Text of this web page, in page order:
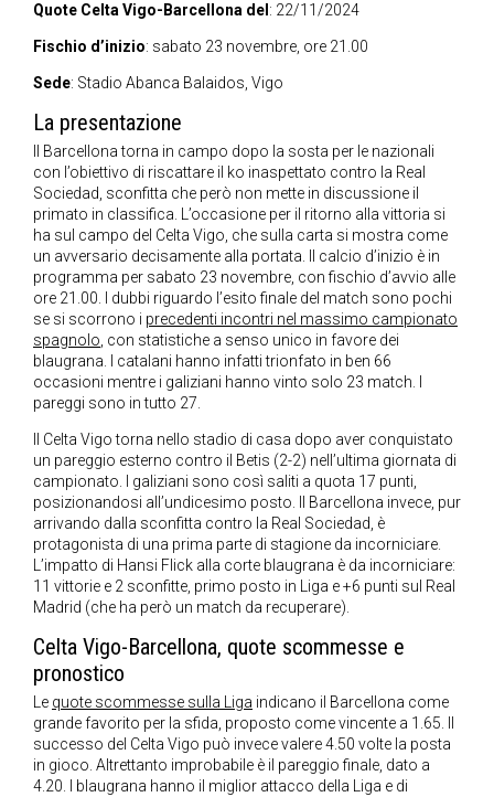
Quote Celta Vigo-Barcellona del : 22/11/2024
Fischio d’inizio: sabato 23 novembre, ore 21.00
Sede: Stadio Abanca Balaidos, Vigo
La presentazione
Il Barcellona torna in campo dopo la sosta per le nazionali
con l’obiettivo di riscattare il ko inaspettato contro la Real
Sociedad, sconfitta che però non mette in discussione il
primato in classifica. L’occasione per il ritorno alla vittoria si
ha sul campo del Celta Vigo, che sulla carta si mostra come
un avversario decisamente alla portata. Il calcio d’inizio è in
programma per sabato 23 novembre, con fischio d’avvio alle
ore 21.00. I dubbi riguardo l’esito finale del match sono pochi
se si scorrono i precedenti incontri nel massimo campionato
spagnolo, con statistiche a senso unico in favore dei
blaugrana. I catalani hanno infatti trionfato in ben 66
occasioni mentre i galiziani hanno vinto solo 23 match. I
pareggi sono in tutto 27.
Il Celta Vigo torna nello stadio di casa dopo aver conquistato
un pareggio esterno contro il Betis (2-2) nell’ultima giornata di
campionato. I galiziani sono così saliti a quota 17 punti,
posizionandosi all’undicesimo posto. Il Barcellona invece, pur
arrivando dalla sconfitta contro la Real Sociedad, è
protagonista di una prima parte di stagione da incorniciare.
L’impatto di Hansi Flick alla corte blaugrana è da incorniciare:
11 vittorie e 2 sconfitte, primo posto in Liga e +6 punti sul Real
Madrid (che ha però un match da recuperare).
Celta Vigo-Barcellona, quote scommesse e
pronostico
Le quote scommesse sulla Liga indicano il Barcellona come
grande favorito per la sfida, proposto come vincente a 1.65. Il
successo del Celta Vigo può invece valere 4.50 volte la posta
in gioco. Altrettanto improbabile è il pareggio finale, dato a
4.20. I blaugrana hanno il miglior attacco della Liga e di